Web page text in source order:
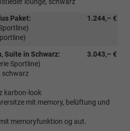
lounge, schwarz
1.244,– €
Paket:
3.043,– €
Suite in Schwarz:
Sportline)
schwarz
karbon-look
mit memory, belüftung und
memoryfunktion og aut.